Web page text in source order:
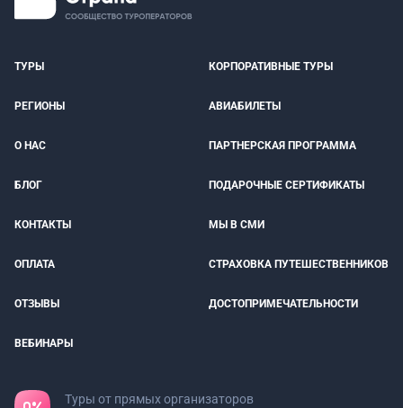
ТУРЫ КОРПОРАТИВНЫЕ ТУРЫ
РЕГИОНЫ АВИАБИЛЕТЫ
О НАС ПАРТНЕРСКАЯ ПРОГРАММА
БЛОГ ПОДАРОЧНЫЕ СЕРТИФИКАТЫ
КОНТАКТЫ МЫ В СМИ
ОПЛАТА СТРАХОВКА ПУТЕШЕСТВЕННИКОВ
ОТЗЫВЫ ДОСТОПРИМЕЧАТЕЛЬНОСТИ
ВЕБИНАРЫ
Туры от прямых организаторов